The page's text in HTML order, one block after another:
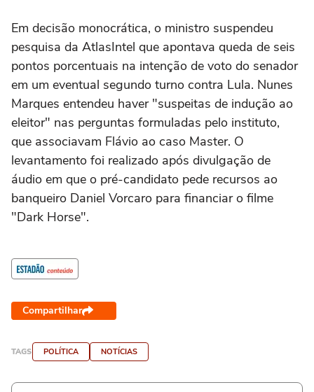
Em decisão monocrática, o ministro suspendeu
pesquisa da AtlasIntel que apontava queda de seis
pontos porcentuais na intenção de voto do senador
em um eventual segundo turno contra Lula. Nunes
Marques entendeu haver "suspeitas de indução ao
eleitor" nas perguntas formuladas pelo instituto,
que associavam Flávio ao caso Master. O
levantamento foi realizado após divulgação de
áudio em que o pré-candidato pede recursos ao
banqueiro Daniel Vorcaro para financiar o filme
"Dark Horse".
Compartilhar
TAGS POLÍTICA NOTÍCIAS